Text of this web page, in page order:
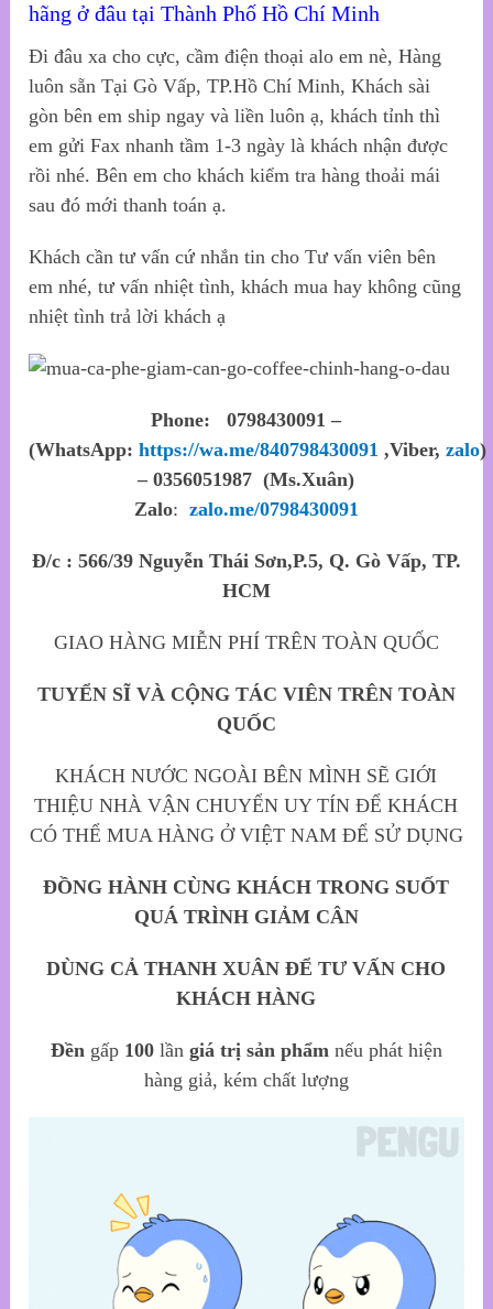
hãng ở đâu tại Thành Phố Hồ Chí Minh
Đi đâu xa cho cực, cầm điện thoại alo em nè, Hàng
luôn sẵn Tại Gò Vấp, TP.Hồ Chí Minh, Khách sài
gòn bên em ship ngay và liền luôn ạ, khách tỉnh thì
em gửi Fax nhanh tầm 1-3 ngày là khách nhận được
rồi nhé. Bên em cho khách kiểm tra hàng thoải mái
sau đó mới thanh toán ạ.
Khách cần tư vấn cứ nhắn tin cho Tư vấn viên bên
em nhé, tư vấn nhiệt tình, khách mua hay không cũng
nhiệt tình trả lời khách ạ
Phone: 0798430091 –
(WhatsApp:https://wa.me/840798430091 ,Viber,zalo)
– 0356051987 (Ms.Xuân)
Zalo: zalo.me/0798430091
Đ/c : 566/39 Nguyễn Thái Sơn,P.5, Q. Gò Vấp, TP.
HCM
GIAO HÀNG MIỄN PHÍ TRÊN TOÀN QUỐC
TUYỂN SĨ VÀ CỘNG TÁC VIÊN TRÊN TOÀN
QUỐC
KHÁCH NƯỚC NGOÀI BÊN MÌNH SẼ GIỚI
THIỆU NHÀ VẬN CHUYỂN UY TÍN ĐỂ KHÁCH
CÓ THỂ MUA HÀNG Ở VIỆT NAM ĐỂ SỬ DỤNG
ĐỒNG HÀNH CÙNG KHÁCH TRONG SUỐT
QUÁ TRÌNH GIẢM CÂN
DÙNG CẢ THANH XUÂN ĐỂ TƯ VẤN CHO
KHÁCH HÀNG
Đềngấp 100lần giá trị sản phẩmnếu phát hiện
hàng giả, kém chất lượng